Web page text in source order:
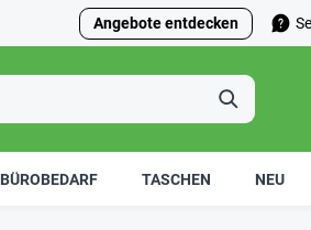
Angebote entdecken
BÜROBEDARF TASCHEN NEU